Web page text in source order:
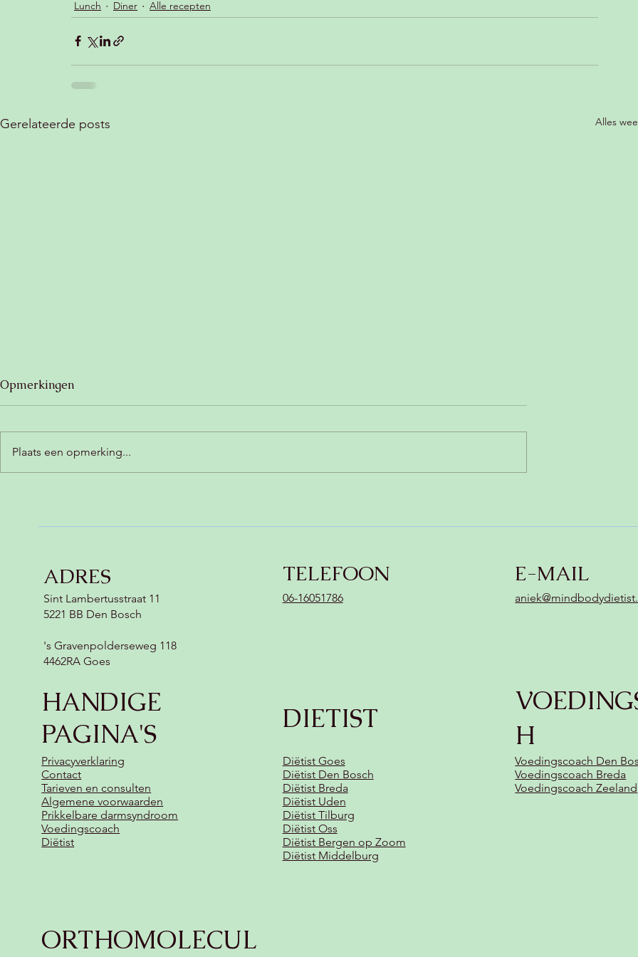
Lunch
Diner Alle recepten
Gerelateerde posts Alles
vegan) 🍠
vegan) 😍
Opmerkingen
Plaats een opmerking...
HANDIGE
PAGINA'S
TELEFOON
06-16051786
E-MAIL
Privacyverklaring
Contact
Tarieven en consulten
Algemene voorwaarden
Prikkelbare darmsyndroom
Voedingscoach
Diëtist
ADRES
Sint Lambertusstraat 11
5221 BB Den Bosch
's Gravenpolderseweg 118
4462RA Goes
DIETIST
Diëtist Goes
Diëtist Den Bosch
Diëtist Breda
Diëtist Uden
Diëtist Tilburg
Diëtist Oss
Diëtist Bergen op Zoom
Diëtist Middelburg
H
Voedingscoach Den
Voedingscoach Breda
Voedingscoach Zeeland
ORTHOMOLECUL